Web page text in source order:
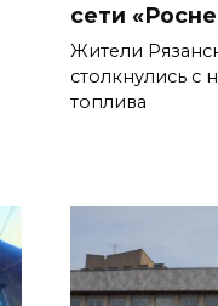
сети
Жители
столкнулись с
топлива